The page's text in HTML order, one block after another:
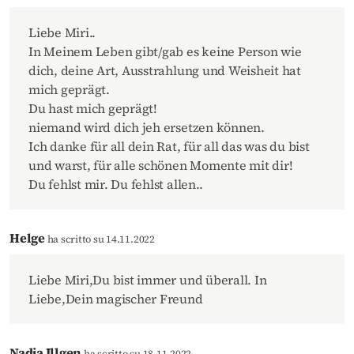
Liebe Miri..
In Meinem Leben gibt/gab es keine Person wie
dich, deine Art, Ausstrahlung und Weisheit hat
mich geprägt.
Du hast mich geprägt!
niemand wird dich jeh ersetzen können.
Ich danke für all dein Rat, für all das was du bist
und warst, für alle schönen Momente mit dir!
Du fehlst mir. Du fehlst allen..
Helgeha scritto su 14.11.2022
Liebe Miri,Du bist immer und überall. In
Liebe,Dein magischer Freund